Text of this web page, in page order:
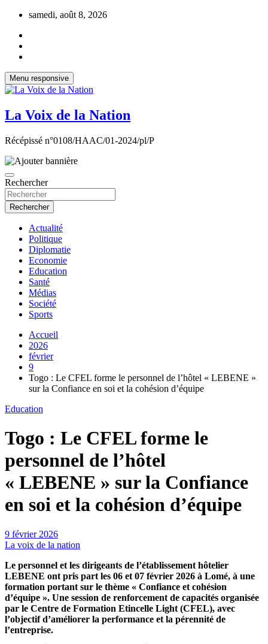
Aller
contenu
samedi, août 8, 2026
Menu responsive
La Voix de la Nation
Récépissé n°0108/HAAC/01-2024/pl/P
Rechercher
Rechercher
Actualité
Politique
Diplomatie
Economie
Education
Santé
Médias
Société
Sports
Accueil
2026
février
9
Togo : Le CFEL forme le personnel de l’hôtel « LEBENE »
sur la Confiance en soi et la cohésion d’équipe
Education
Togo : Le CFEL forme le
personnel de l’hôtel
« LEBENE » sur la Confiance
en soi et la cohésion d’équipe
9 février 2026
La voix de la nation
Le personnel et les dirigeants de l’établissement hôtelier
LEBENE ont pris part les 06 et 07 février 2026 à Lomé, à une
formation portant sur le thème « Confiance et cohésion
d’équipe ». Une session de renforcement de capacités organisée
par le Centre de Formation Etincelle Light (CFEL), avec
l’objectif d’améliorer la performance et la pérennité de
l’entreprise.